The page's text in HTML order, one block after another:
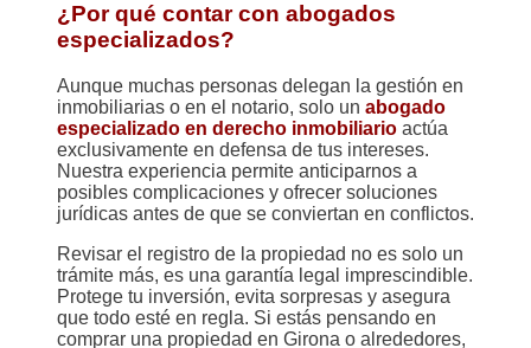
¿Por qué contar con abogados
especializados?
Aunque muchas personas delegan la gestión en
inmobiliarias o en el notario, solo un abogado
especializado en derecho inmobiliario actúa
exclusivamente en defensa de tus intereses.
Nuestra experiencia permite anticiparnos a
posibles complicaciones y ofrecer soluciones
jurídicas antes de que se conviertan en conflictos.
Revisar el registro de la propiedad no es solo un
trámite más, es una garantía legal imprescindible.
Protege tu inversión, evita sorpresas y asegura
que todo esté en regla. Si estás pensando en
comprar una propiedad en Girona o alrededores,